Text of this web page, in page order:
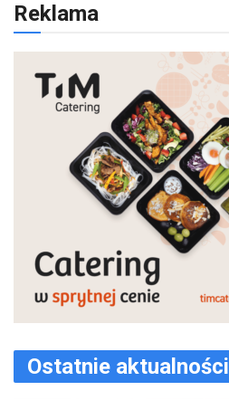
Reklama
Ostatnie aktualności